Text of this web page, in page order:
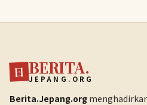
日 BERITA.
JEPANG.ORG
Berita.Jepang.org